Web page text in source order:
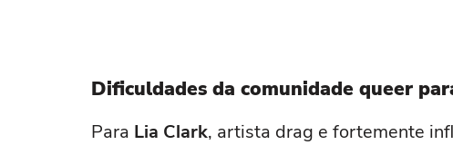
Dificuldades da comunidade queer
Para Lia Clark, artista drag e fortemente